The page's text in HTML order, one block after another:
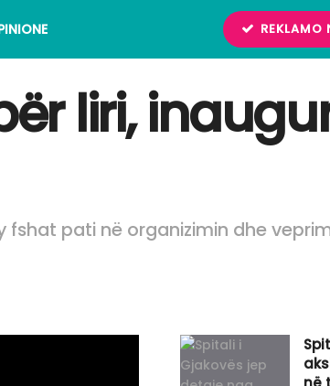
REKLAMO
liri,
fshat pati në organizimin dhe